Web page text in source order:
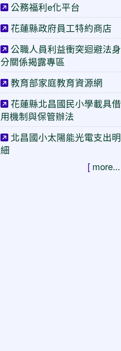
公務福利e化平台
花蓮縣政府員工特約商店
公職人員利益衝突迴避法身
分關係揭露專區
教育部家庭教育資源網
花蓮縣北昌國民小學載具借
用機制與保管辦法
北昌國小太陽能光電支出明
細
[ more...